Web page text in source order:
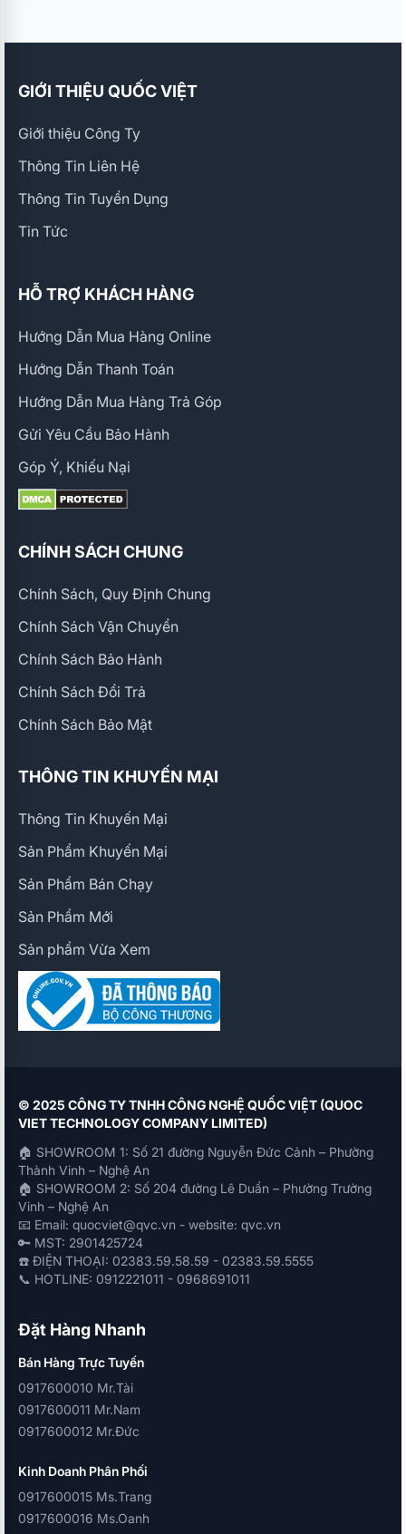
GIỚI THIỆU QUỐC VIỆT
Giới thiệu Công Ty
Thông Tin Liên Hệ
Thông Tin Tuyển Dụng
Tin Tức
HỖ TRỢ KHÁCH HÀNG
Hướng Dẫn Mua Hàng Online
Hướng Dẫn Thanh Toán
Hướng Dẫn Mua Hàng Trả Góp
Gửi Yêu Cầu Bảo Hành
Góp Ý, Khiếu Nại
CHÍNH SÁCH CHUNG
Chính Sách, Quy Định Chung
Chính Sách Vận Chuyển
Chính Sách Bảo Hành
Chính Sách Đổi Trả
Chính Sách Bảo Mật
THÔNG TIN KHUYẾN MẠI
Thông Tin Khuyến Mại
Sản Phẩm Khuyến Mại
Sản Phẩm Bán Chạy
Sản Phẩm Mới
Sản phẩm Vừa Xem
© 2025 CÔNG TY TNHH CÔNG NGHỆ QUỐC VIỆT (QUOC
VIET TECHNOLOGY COMPANY LIMITED)
🏠 SHOWROOM 1: Số 21 đường Nguyễn Đức Cảnh – Phường
Thành Vinh – Nghệ An
🏠 SHOWROOM 2: Số 204 đường Lê Duẩn – Phường Trường
Vinh – Nghệ An
📧 Email: quocviet@qvc.vn - website: qvc.vn
🔑 MST: 2901425724
☎️ ĐIỆN THOẠI: 02383.59.58.59 - 02383.59.5555
📞 HOTLINE: 0912221011 - 0968691011
Đặt Hàng Nhanh
Bán Hàng Trực Tuyến
0917600010 Mr.Tài
0917600011 Mr.Nam
0917600012 Mr.Đức
Kinh Doanh Phân Phối
0917600015 Ms.Trang
0917600016 Ms.Oanh